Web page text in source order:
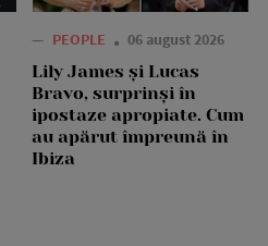
— PEOPLE 06 august 2026
Lily James și Lucas
Bravo, surprinși în
ipostaze apropiate. Cum
au apărut împreună în
Ibiza